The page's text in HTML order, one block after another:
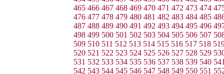
465 466 467 468 469 470 471 472 473 474
476 477 478 479 480 481 482 483 484 485
487 488 489 490 491 492 493 494 495 496
498 499 500 501 502 503 504 505 506 507
509 510 511 512 513 514 515 516 517 518
520 521 522 523 524 525 526 527 528 529
531 532 533 534 535 536 537 538 539 540
542 543 544 545 546 547 548 549 550 551